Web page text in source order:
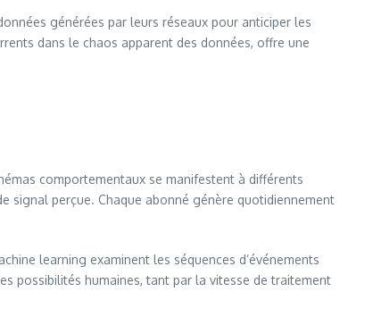
générées par leurs réseaux pour anticiper les
dans le chaos apparent des données, offre une
comportementaux se manifestent à différents
signal perçue. Chaque abonné génère quotidiennement
learning examinent les séquences d’événements
possibilités humaines, tant par la vitesse de traitement